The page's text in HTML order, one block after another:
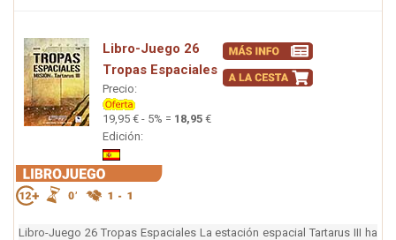
Libro-Juego 26
Tropas Espaciales
Precio:
19,95 € - 5% = 18,95 €
Edición:
Libro-Juego 26 Tropas Espaciales La estación espacial Tartarus III ha